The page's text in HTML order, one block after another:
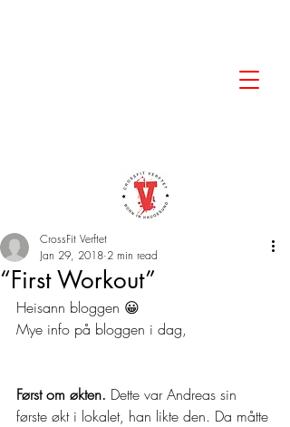
“First Workout”
CrossFit Verftet
Jan 29, 2018 2 min read
Heisann bloggen 😀
Mye info på bloggen i dag,
Først om økten. Dette var Andreas sin
første økt i lokalet, han likte den. Da måtte